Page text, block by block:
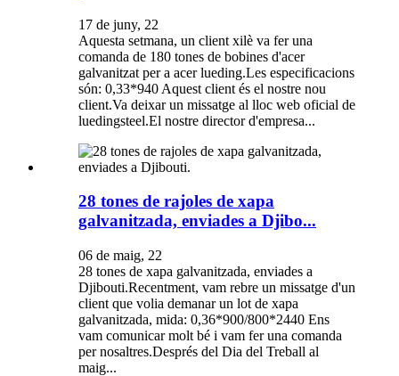
17 de juny, 22
Aquesta setmana, un client xilè va fer una
comanda de 180 tones de bobines d'acer
galvanitzat per a acer lueding.Les especificacions
són: 0,33*940 Aquest client és el nostre nou
client.Va deixar un missatge al lloc web oficial de
luedingsteel.El nostre director d'empresa...
28 tones de rajoles de xapa
galvanitzada, enviades a Djibo...
06 de maig, 22
28 tones de xapa galvanitzada, enviades a
Djibouti.Recentment, vam rebre un missatge d'un
client que volia demanar un lot de xapa
galvanitzada, mida: 0,36*900/800*2440 Ens
vam comunicar molt bé i vam fer una comanda
per nosaltres.Després del Dia del Treball al
maig...